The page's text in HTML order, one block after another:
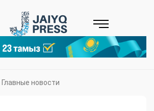
Главные новости